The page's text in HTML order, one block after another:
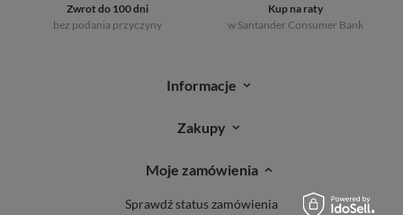
Zwrot do 100 dni
bez podania przyczyny
Kup na raty
w Santander Consumer Bank
Informacje
Zakupy
Moje zamówienia
Sprawdź status zamówienia